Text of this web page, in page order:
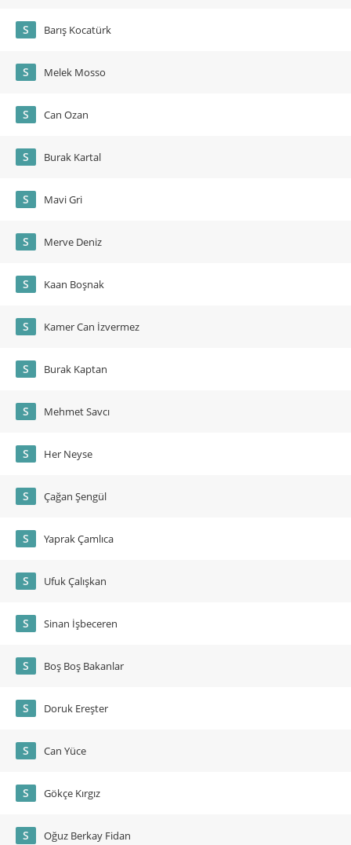
S Barış Kocatürk
S Melek Mosso
S Can Ozan
S Burak Kartal
S Mavi Gri
S Merve Deniz
S Kaan Boşnak
S Kamer Can İzvermez
S Burak Kaptan
S Mehmet Savcı
S Her Neyse
S Çağan Şengül
S Yaprak Çamlıca
S Ufuk Çalışkan
S Sinan İşbeceren
S Boş Boş Bakanlar
S Doruk Ereşter
S Can Yüce
S Gökçe Kırgız
S Oğuz Berkay Fidan